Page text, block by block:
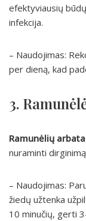
efektyviausių
infekcija.
– Naudojimas:
per dieną, kad
3.
Ramunėlių arbata
nuraminti
– Naudojimas:
žiedų užtenka
10 minučių, gerti